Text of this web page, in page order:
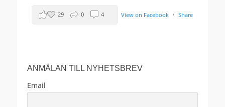
View on Facebook · Share
29 0 4
ANMÄLAN TILL NYHETSBREV
Email